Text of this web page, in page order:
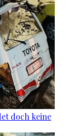
doch keine